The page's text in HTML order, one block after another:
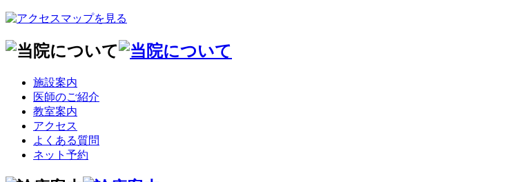
施設案内
医師のご紹介
教室案内
アクセス
よくある質問
ネット予約